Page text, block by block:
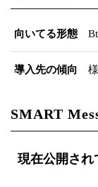
向いてる形態
導入先の傾向
SMART
現在公開され